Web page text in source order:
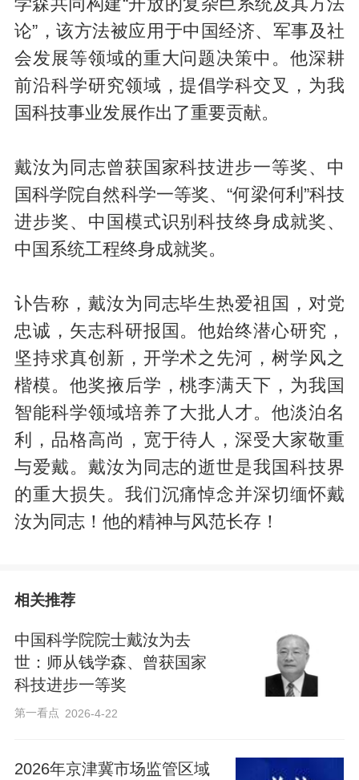
学森共同构建“开放的复杂巨系统及其方法
论”，该方法被应用于中国经济、军事及社
会发展等领域的重大问题决策中。他深耕
前沿科学研究领域，提倡学科交叉，为我
国科技事业发展作出了重要贡献。
戴汝为同志曾获国家科技进步一等奖、中
国科学院自然科学一等奖、“何梁何利”科技
进步奖、中国模式识别科技终身成就奖、
中国系统工程终身成就奖。
讣告称，戴汝为同志毕生热爱祖国，对党
忠诚，矢志科研报国。他始终潜心研究，
坚持求真创新，开学术之先河，树学风之
楷模。他奖掖后学，桃李满天下，为我国
智能科学领域培养了大批人才。他淡泊名
利，品格高尚，宽于待人，深受大家敬重
与爱戴。戴汝为同志的逝世是我国科技界
的重大损失。我们沉痛悼念并深切缅怀戴
汝为同志！他的精神与风范长存！
相关推荐
中国科学院院士戴汝为去
世：师从钱学森、曾获国家
科技进步一等奖
第一看点 2026-4-22
2026年京津冀市场监管区域